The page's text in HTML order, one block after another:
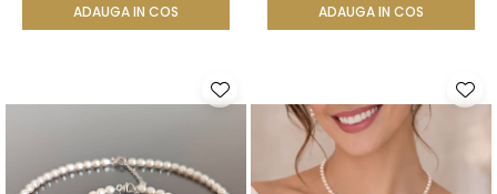
ADAUGA IN COS ADAUGA IN COS